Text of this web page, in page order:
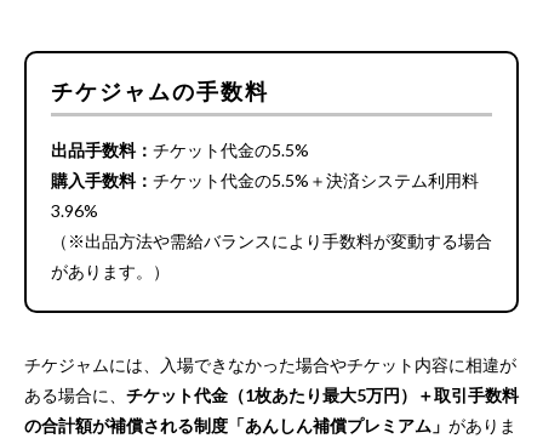
チケジャムの手数料
出品手数料： チケット代金の5.5%
購入手数料： チケット代金の5.5%＋決済システム利用料
3.96%
（※出品方法や需給バランスにより手数料が変動する場合
があります。）
チケジャムには、入場できなかった場合やチケット内容に相違が
ある場合に、 チケット代金（1枚あたり最大5万円）＋取引手数料
の合計額が補償される制度「あんしん補償プレミアム」 がありま